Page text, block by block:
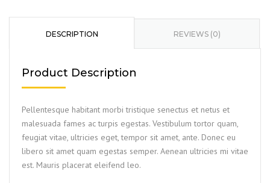
DESCRIPTION REVIEWS (0)
Product Description
Pellentesque habitant morbi tristique senectus et netus et
malesuada fames ac turpis egestas. Vestibulum tortor quam,
feugiat vitae, ultricies eget, tempor sit amet, ante. Donec eu
libero sit amet quam egestas semper. Aenean ultricies mi vitae
est. Mauris placerat eleifend leo.